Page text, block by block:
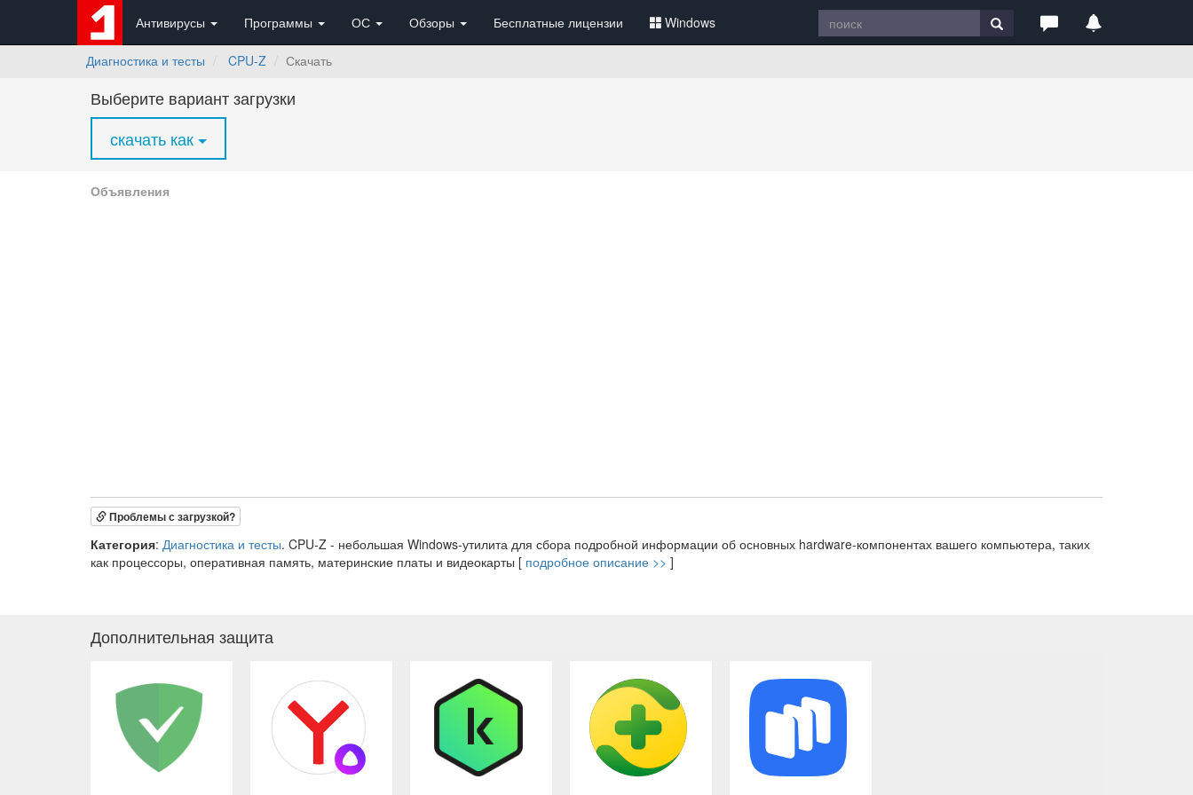
Антивирусы Программы ОС Обзоры Бесплатные лицензии Windows
Диагностика и тесты CPU-Z Скачать
Выберите вариант загрузки
скачать как
Объявления
Проблемы с загрузкой?
Категория: Диагностика и тесты. CPU-Z - небольшая Windows-утилита для сбора подробной информации об основных hardware-компонентах вашего компьютера, таких
как процессоры, оперативная память, материнские платы и видеокарты [ подробное описание >> ]
Дополнительная защита